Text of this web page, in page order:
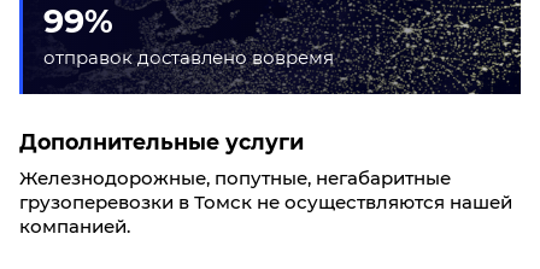
99%
отправок доставлено вовремя
Дополнительные услуги
Железнодорожные, попутные, негабаритные
грузоперевозки в Томск не осуществляются нашей
компанией.